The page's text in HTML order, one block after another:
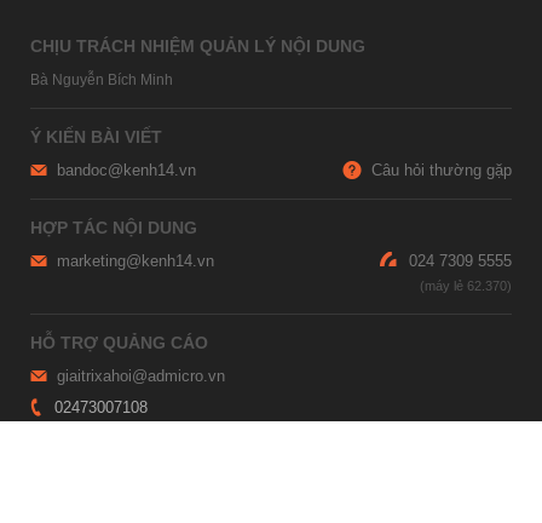
CHỊU TRÁCH NHIỆM QUẢN LÝ NỘI DUNG
Bà Nguyễn Bích Minh
Ý KIẾN BÀI VIẾT
bandoc@kenh14.vn Câu hỏi thường gặp
HỢP TÁC NỘI DUNG
marketing@kenh14.vn 024 7309 5555
HỖ TRỢ QUẢNG CÁO
giaitrixahoi@admicro.vn
02473007108